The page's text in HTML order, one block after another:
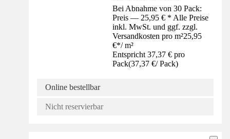
Bei Abnahme von 30 Pack:
Preis — 25,95 € * Alle Preise
inkl. MwSt. und ggf. zzgl.
Versandkosten pro m²25,95
€*/ m²
Entspricht 37,37 € pro
Pack(37,37 €/ Pack)
Online bestellbar
Nicht reservierbar